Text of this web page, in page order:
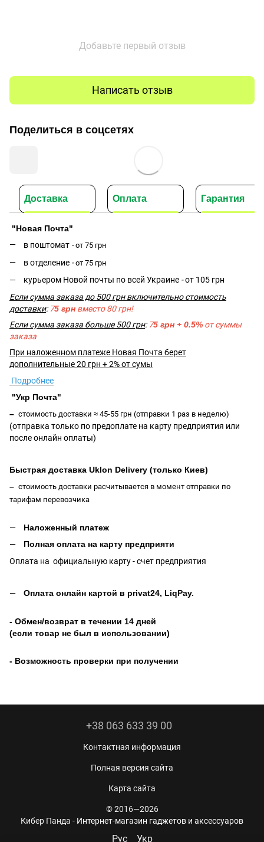
Добавьте первый отзыв
Написать отзыв
Поделиться в соцсетях
Доставка Оплата Гарантия
"Новая Почта"
в поштомат -от 75 грн
в отделение -от 75 грн
курьером Новой почты по всей Украине -от 105 грн
Если сумма заказа до 500 грн включительно стоимость
доставки: 75 грн вместо 80 грн!
Если сумма заказа больше 500 грн: 75 грн + 0.5% от суммы
заказа
При наложенном платеже Новая Почта берет
дополнительные 20 грн + 2% от сумы
Подробнее
"Укр Почта"
– стоимость доставки ≈ 45-55 грн (отправки 1 раз в неделю)
(отправка только по предоплате на карту предприятия или
после онлайн оплаты)
Быстрая доставка Uklon Delivery (только Киев)
– стоимость доставки расчитывается в момент отправки по
тарифам перевозчика
Наложенный платеж
Полная оплата на карту предприяти
Оплата на официальную карту - счет предприятия
Оплата онлайн картой в privat24, LiqPay.
- Обмен/возврат в течении 14 дней
(если товар не был в использовании)
- Возможность проверки при получении
+38 063 633 39 00
Контактная информация
Полная версия сайта
Карта сайта
© 2016—2026
Кибер Панда - Интернет-магазин гаджетов и аксессуаров
Рус Укр